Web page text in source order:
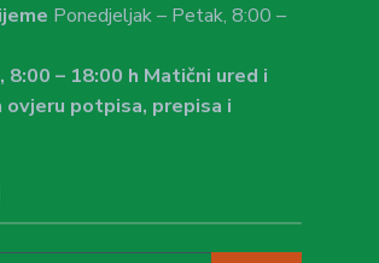
Ponedjeljak – Petak, 8:00 –
– 18:00 h Matični ured i
ovjeru potpisa, prepisa i